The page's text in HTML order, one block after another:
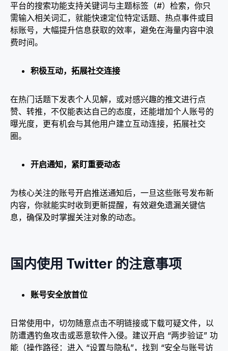
平台的搜索功能支持关键词与主题标签（#）检索，你只
需输入相关词汇，就能快速定位特定话题、热点事件或目
标账号，大幅提升信息获取的效率，避免在海量内容中浪
费时间。​
积极互动，拓展社交连接​
在热门话题下发表个人见解，或对感兴趣的推文进行点
赞、转推，不仅能表达自己的态度，还能增加个人账号的
曝光度，更有机会与其他用户建立互动连接，拓展社交
圈。​
开启通知，紧盯重要动态​
为核心关注的账号开启推送通知后，一旦这些账号发布新
内容，你就能实时收到更新提醒，有效避免遗漏关键信
息，确保及时掌握关注对象的动态。​
国内使用 Twitter 的注意事项​
账号安全放首位​
日常使用中，切勿随意点击不明链接或下载可疑文件，以
防遭遇钓鱼攻击或恶意软件入侵。建议开启 “两步验证” 功
能（操作路径：进入 “设置与隐私”，找到 “安全与账号访